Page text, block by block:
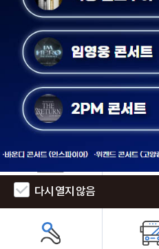
인천공항
다시 열지 않음
다시 열지 않음